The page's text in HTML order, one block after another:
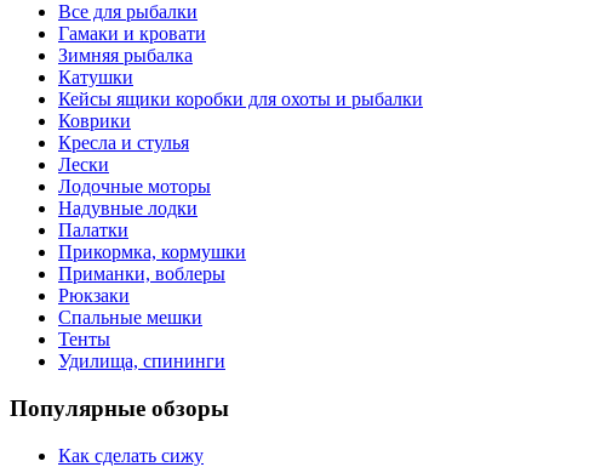
Все для рыбалки
Гамаки и кровати
Зимняя рыбалка
Катушки
Кейсы ящики коробки для охоты и рыбалки
Коврики
Кресла и стулья
Лески
Лодочные моторы
Надувные лодки
Палатки
Прикормка, кормушки
Приманки, воблеры
Рюкзаки
Спальные мешки
Тенты
Удилища, спининги
Популярные обзоры
Как сделать сижу